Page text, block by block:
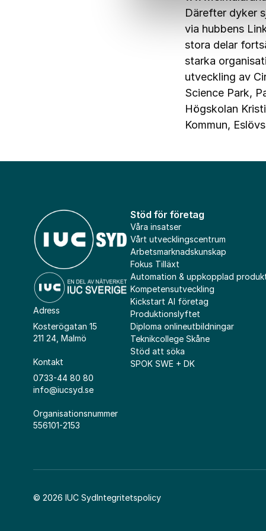
Därefter dyker
via hubbens
stora delar
starka
utveckling av
Science Park,
Högskolan
Kommun,
Adress
Kosterögatan 15
211 24, Malmö
Kontakt
0733-44 80 80
info@iucsyd.se
Organisationsnummer
556101-2153
Stöd för företag
Våra insatser
Vårt utvecklingscentrum
Arbetsmarknadskunskap
Fokus Tilläxt
Automation & uppkopplad
Kompetensutveckling
Kickstart AI företag
Produktionslyftet
Diploma onlineutbildningar
Teknikcollege Skåne
Stöd att söka
SPOK SWE + DK
© 2026 IUC SydIntegritetspolicy